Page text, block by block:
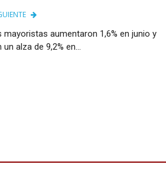
mayoristas aumentaron 1,6% en junio y
alza de 9,2% en...